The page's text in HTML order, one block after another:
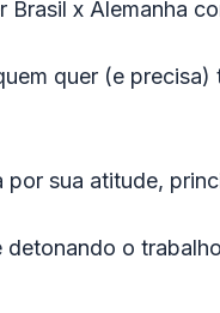
Brasil x Alemanha
quer (e
sua atitude,
detonando o